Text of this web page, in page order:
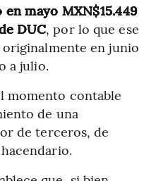
mayo MXN$15.449
DUC, por lo que ese
en junio
a julio.
momento contable
de una
de terceros, de